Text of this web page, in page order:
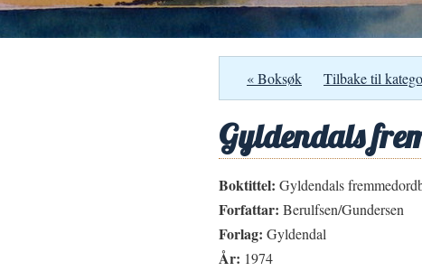
« Boksøk Tilbake til
Gyldendals
Boktittel: Gyldendals
Forfattar: Berulfsen/Gundersen
Forlag: Gyldendal
År: 1974